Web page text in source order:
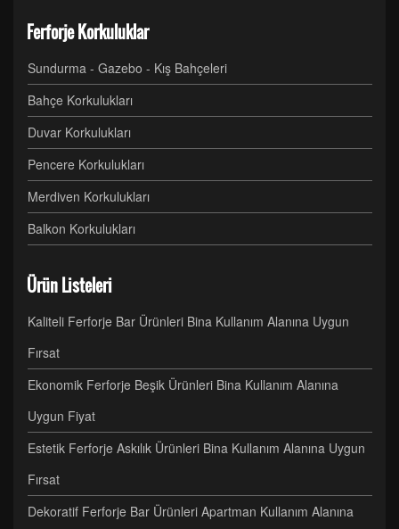
Ferforje Korkuluklar
Sundurma - Gazebo - Kış Bahçeleri
Bahçe Korkulukları
Duvar Korkulukları
Pencere Korkulukları
Merdiven Korkulukları
Balkon Korkulukları
Ürün Listeleri
Kaliteli Ferforje Bar Ürünleri Bina Kullanım Alanına Uygun
Fırsat
Ekonomik Ferforje Beşik Ürünleri Bina Kullanım Alanına
Uygun Fiyat
Estetik Ferforje Askılık Ürünleri Bina Kullanım Alanına Uygun
Fırsat
Dekoratif Ferforje Bar Ürünleri Apartman Kullanım Alanına